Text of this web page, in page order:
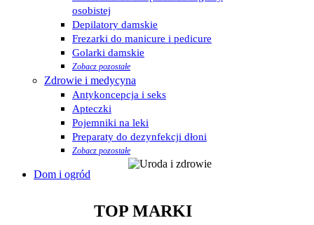
osobistej
Depilatory damskie
Frezarki do manicure i pedicure
Golarki damskie
Zobacz pozostałe
Zdrowie i medycyna
Antykoncepcja i seks
Apteczki
Pojemniki na leki
Preparaty do dezynfekcji dłoni
Zobacz pozostałe
Dom i ogród
TOP MARKI